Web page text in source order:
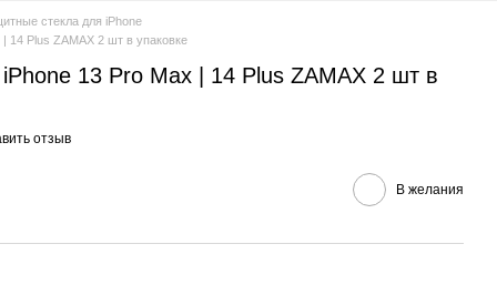
стекла для iPhone
14 Plus ZAMAX 2 шт в упаковке
13 Pro Max | 14 Plus ZAMAX 2 шт в
отзыв
В желания